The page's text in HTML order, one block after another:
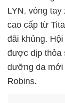
LYN, vòng
cao cấp từ
đãi khủng.
được dịp thỏa
dưỡng da mới
Robins.